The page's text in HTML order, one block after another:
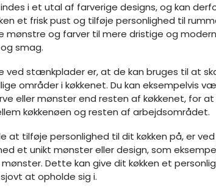
i et utal af farverige designs, og kan
et frisk pust og tilføje personlighed til
mønstre og farver til mere dristige og
smag.
ved stænkplader er, at de kan bruges til at
områder i køkkenet. Du kan eksempelvis
eller mønster end resten af køkkenet, for
køkkenøen og resten af arbejdsområdet.
at tilføje personlighed til dit køkken på, er
et unikt mønster eller design, som
Dette kan give dit køkken et
at opholde sig i.